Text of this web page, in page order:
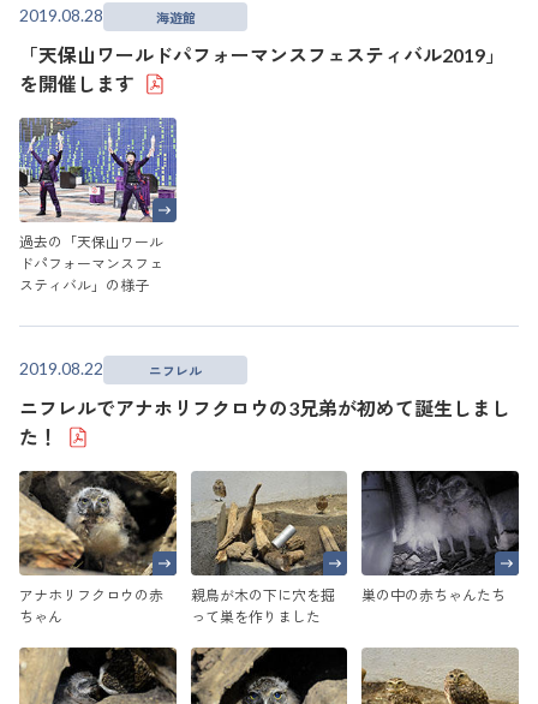
2019.08.28 海遊館
「天保山ワールドパフォーマンスフェスティバル2019」
を開催します
過去の「天保山ワール
ドパフォーマンスフェ
スティバル」の様子
2019.08.22 ニフレル
ニフレルでアナホリフクロウの3兄弟が初めて誕生しまし
た！
アナホリフクロウの赤
ちゃん
親鳥が木の下に穴を掘
って巣を作りました
巣の中の赤ちゃんたち